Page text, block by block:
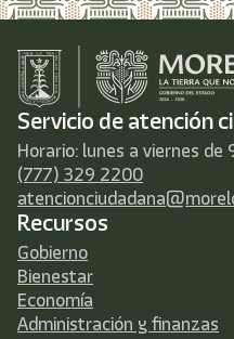
Servicio de atención
Horario: lunes a viernes de
(777) 329 2200
Recursos
Gobierno
Bienestar
Economía
Administración y finanzas